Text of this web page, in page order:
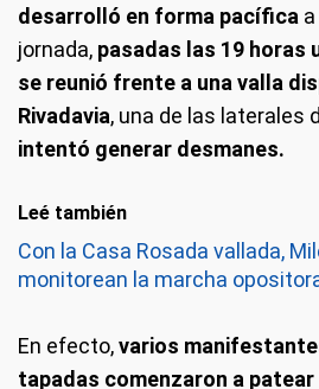
desarrolló en forma pacífica
jornada, pasadas las 19 horas
se reunió frente a una valla
Rivadavia, una de las laterales
intentó generar desmanes.
Leé también
Con la Casa Rosada vallada,
monitorean la marcha
En efecto,varios
tapadas comenzaron a